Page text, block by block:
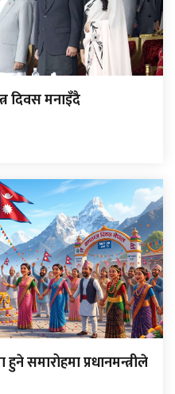
दिवस मनाइँदै
समारोहमा प्रधानमन्त्रीले